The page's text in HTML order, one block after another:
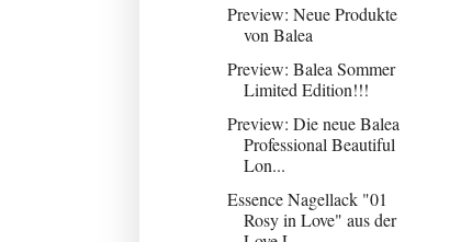
Preview: Neue Produkte
von Balea
Preview: Balea Sommer
Limited Edition!!!
Preview: Die neue Balea
Professional Beautiful
Lon...
Essence Nagellack "01
Rosy in Love" aus der